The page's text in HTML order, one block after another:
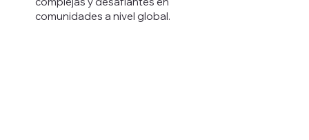
comunidades a nivel global.